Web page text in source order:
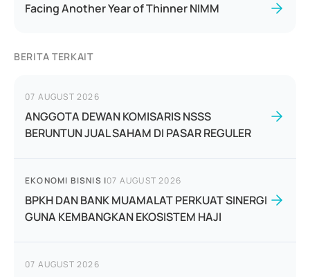
Facing Another Year of Thinner NIMM
BERITA TERKAIT
07 AUGUST 2026
ANGGOTA DEWAN KOMISARIS NSSS
BERUNTUN JUAL SAHAM DI PASAR REGULER
EKONOMI BISNIS |07 AUGUST 2026
BPKH DAN BANK MUAMALAT PERKUAT SINERGI
GUNA KEMBANGKAN EKOSISTEM HAJI
07 AUGUST 2026